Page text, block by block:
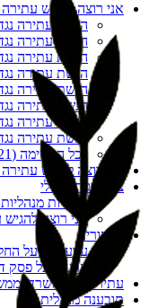
אני רוצה להגיש
הגשת עתירה
הגשת עתירה
הגשת עתירה
הגשת עתירה
הגשת עתירה
הגשת עתירה
הגשת עתירה
הגשת עתירה
לכל הרשימה (
אני רוצה להגיש
צו הריסה מנהלי
עתירות
אני רוצה להגיש
ערעורים
ערעורים על
ערעור על פסק
עתירות נגד משרדי
תובענה מנהלית